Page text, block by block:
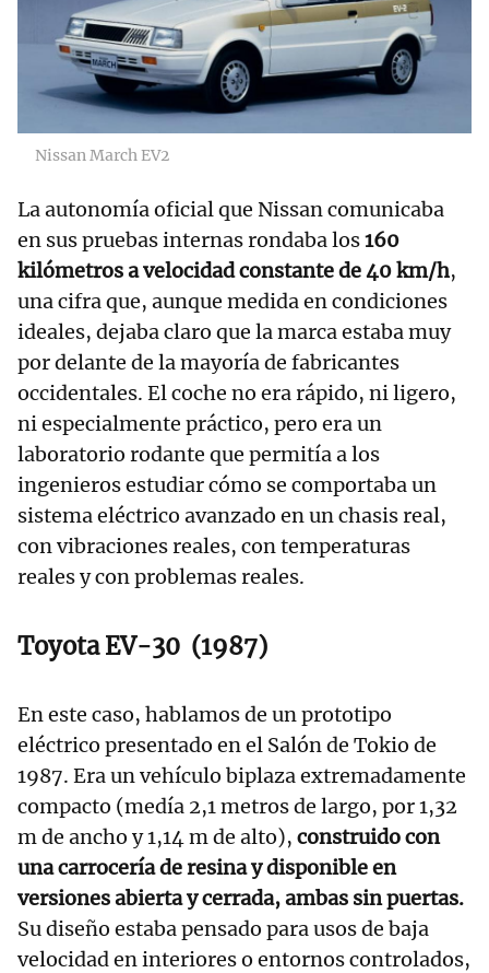
Nissan March EV2
La autonomía oficial que Nissan comunicaba
en sus pruebas internas rondaba los160
kilómetros a velocidad constante de 40 km/h,
una cifra que, aunque medida en condiciones
ideales, dejaba claro que la marca estaba muy
por delante de la mayoría de fabricantes
occidentales. El coche no era rápido, ni ligero,
ni especialmente práctico, pero era un
laboratorio rodante que permitía a los
ingenieros estudiar cómo se comportaba un
sistema eléctrico avanzado en un chasis real,
con vibraciones reales, con temperaturas
reales y con problemas reales.
Toyota EV-30 (1987)
En este caso, hablamos de un prototipo
eléctrico presentado en el Salón de Tokio de
1987. Era un vehículo biplaza extremadamente
compacto (medía 2,1 metros de largo, por 1,32
m de ancho y 1,14 m de alto), construido con
una carrocería de resina y disponible en
versiones abierta y cerrada, ambas sin puertas.
Su diseño estaba pensado para usos de baja
velocidad en interiores o entornos controlados,